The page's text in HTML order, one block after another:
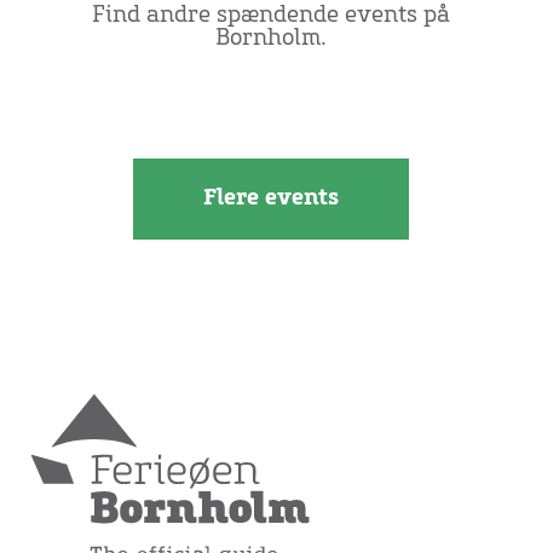
Find andre spændende events på
Bornholm.
Flere events